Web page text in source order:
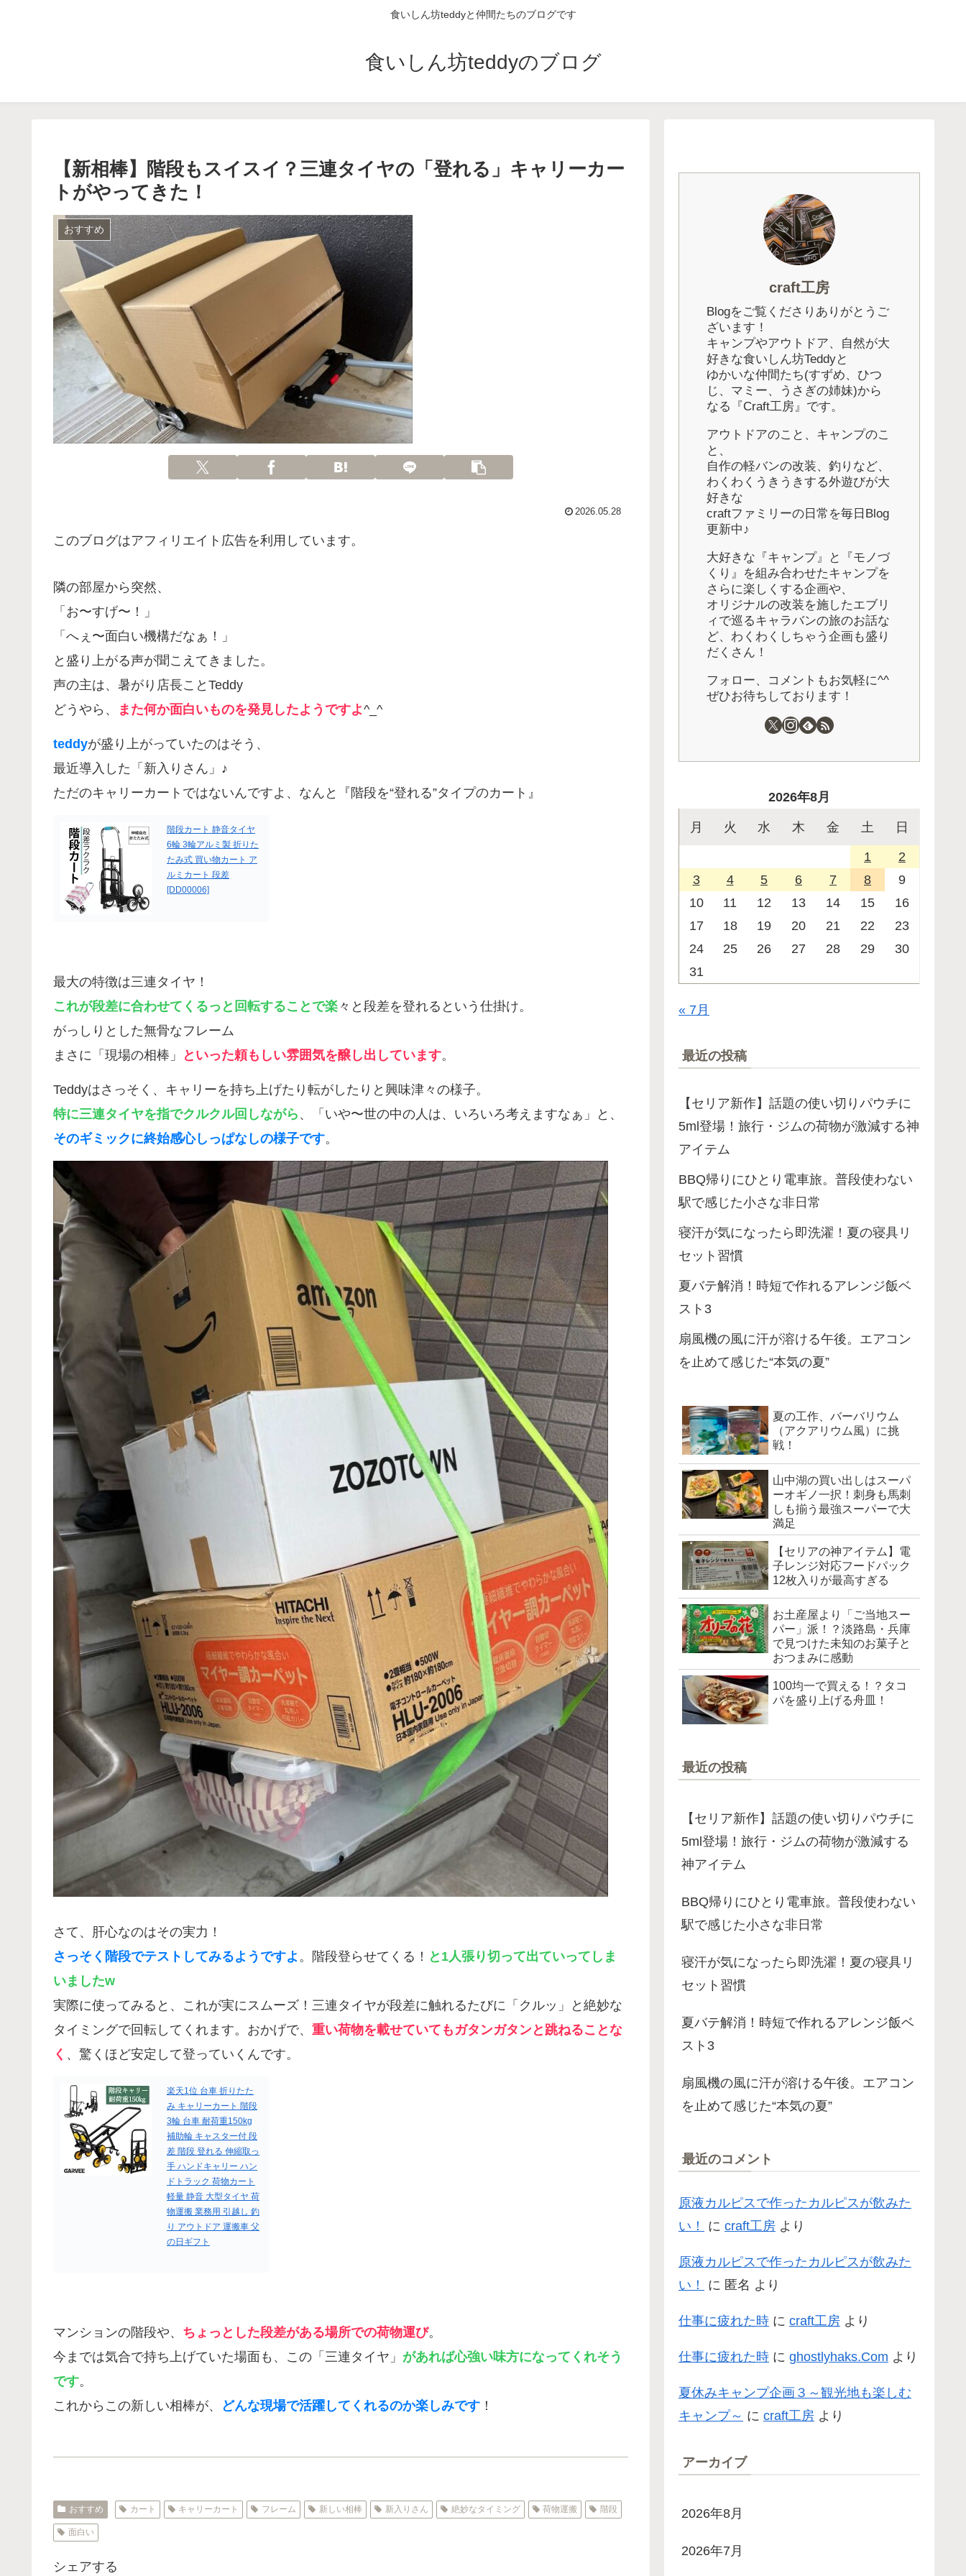
食いしん坊teddyと仲間たちのブログです
食いしん坊teddyのブログ
【新相棒】階段もスイスイ？三連タイヤの「登れる」キャリーカー
トがやってきた！
おすすめ
2026.05.28
このブログはアフィリエイト広告を利用しています。
隣の部屋から突然、
「お〜すげ〜！」
「へぇ〜面白い機構だなぁ！」
と盛り上がる声が聞こえてきました。
声の主は、暑がり店長ことTeddy
どうやら、
また何か面白いものを発見したようですよ^_^
teddyが盛り上がっていたのはそう、
最近導入した「新入りさん」♪
ただのキャリーカートではないんですよ、なんと『階段を“登れる”タイプのカート』
階段カート 静音タイヤ
6輪 3輪アルミ製 折りた
たみ式 買い物カート ア
ルミカート 段差
[DD00006]
最大の特徴は三連タイヤ！
これが段差に合わせてくるっと回転することで楽 々と段差を登れるという仕掛け。
がっしりとした無骨なフレーム
まさに「現場の相棒」
といった頼もしい雰囲気を醸し出しています。
Teddyはさっそく、キャリーを持ち上げたり転がしたりと興味津々の様子。
特に三連タイヤを指でクルクル回しながら 、「いや〜世の中の人は、いろいろ考えますなぁ」と、
そのギミックに終始感心しっぱなしの様子です。
さて、肝心なのはその実力！
さっそく階段でテストしてみるようですよ。階段登らせてくる！ と1人張り切って出ていってしま
いましたw
実際に使ってみると、これが実にスムーズ！三連タイヤが段差に触れるたびに「クルッ」と絶妙な
タイミングで回転してくれます。おかげで、 重い荷物を載せていてもガタンガタンと跳ねることな
く 、驚くほど安定して登っていくんです。
楽天1位 台車 折りたた
み キャリーカート 階段
3輪 台車 耐荷重150kg
補助輪 キャスター付 段
差 階段 登れる 伸縮取っ
手 ハンドキャリー ハン
ドトラック 荷物カート
軽量 静音 大型タイヤ 荷
物運搬 業務用 引越し 釣
り アウトドア 運搬車 父
の日ギフト
マンションの階段や、 ちょっとした段差がある場所での荷物運び。
今までは気合で持ち上げていた場面も、この「三連タイヤ」 があれば心強い味方になってくれそう
です。
これからこの新しい相棒が、 どんな現場で活躍してくれるのか楽しみです ！
おすすめ カート キャリーカート フレーム 新しい相棒 新入りさん 絶妙なタイミング 荷物運搬 階段
面白い
シェアする
craft工房
Blogをご覧くださりありがとうご
ざいます！
キャンプやアウトドア、自然が大
好きな食いしん坊Teddyと
ゆかいな仲間たち(すずめ、ひつ
じ、マミー、うさぎの姉妹)から
なる『Craft工房』です。
アウトドアのこと、キャンプのこ
と、
自作の軽バンの改装、釣りなど、
わくわくうきうきする外遊びが大
好きな
craftファミリーの日常を毎日Blog
更新中♪
大好きな『キャンプ』と『モノづ
くり』を組み合わせたキャンプを
さらに楽しくする企画や、
オリジナルの改装を施したエブリ
ィで巡るキャラバンの旅のお話な
ど、わくわくしちゃう企画も盛り
だくさん！
フォロー、コメントもお気軽に^^
ぜひお待ちしております！
2026年8月
月 火 水 木 金 土 日
1
2
3
4 5 6 7 8
9
10
11 12 13 14 15
16
17
18 19 20 21 22
23
24
25 26 27 28 29
30
31
« 7月
最近の投稿
【セリア新作】話題の使い切りパウチに
5ml登場！旅行・ジムの荷物が激減する神
アイテム
BBQ帰りにひとり電車旅。普段使わない
駅で感じた小さな非日常
寝汗が気になったら即洗濯！夏の寝具リ
セット習慣
夏バテ解消！時短で作れるアレンジ飯ベ
スト3
扇風機の風に汗が溶ける午後。エアコン
を止めて感じた“本気の夏”
夏の工作、バーバリウム
（アクアリウム風）に挑
戦！
山中湖の買い出しはスーパ
ーオギノ一択！刺身も馬刺
しも揃う最強スーパーで大
満足
【セリアの神アイテム】電
子レンジ対応フードパック
12枚入りが最高すぎる
お土産屋より「ご当地スー
パー」派！？淡路島・兵庫
で見つけた未知のお菓子と
おつまみに感動
100均一で買える！？タコ
パを盛り上げる舟皿！
最近の投稿
【セリア新作】話題の使い切りパウチに
5ml登場！旅行・ジムの荷物が激減する
神アイテム
BBQ帰りにひとり電車旅。普段使わない
駅で感じた小さな非日常
寝汗が気になったら即洗濯！夏の寝具リ
セット習慣
夏バテ解消！時短で作れるアレンジ飯ベ
スト3
扇風機の風に汗が溶ける午後。エアコン
を止めて感じた“本気の夏”
最近のコメント
原液カルピスで作ったカルピスが飲みた
い！
に craft工房 より
原液カルピスで作ったカルピスが飲みた
い！
に 匿名 より
仕事に疲れた時 に craft工房 より
仕事に疲れた時 に ghostlyhaks.Com より
夏休みキャンプ企画３～観光地も楽しむ
キャンプ～ に craft工房 より
アーカイブ
2026年8月
2026年7月